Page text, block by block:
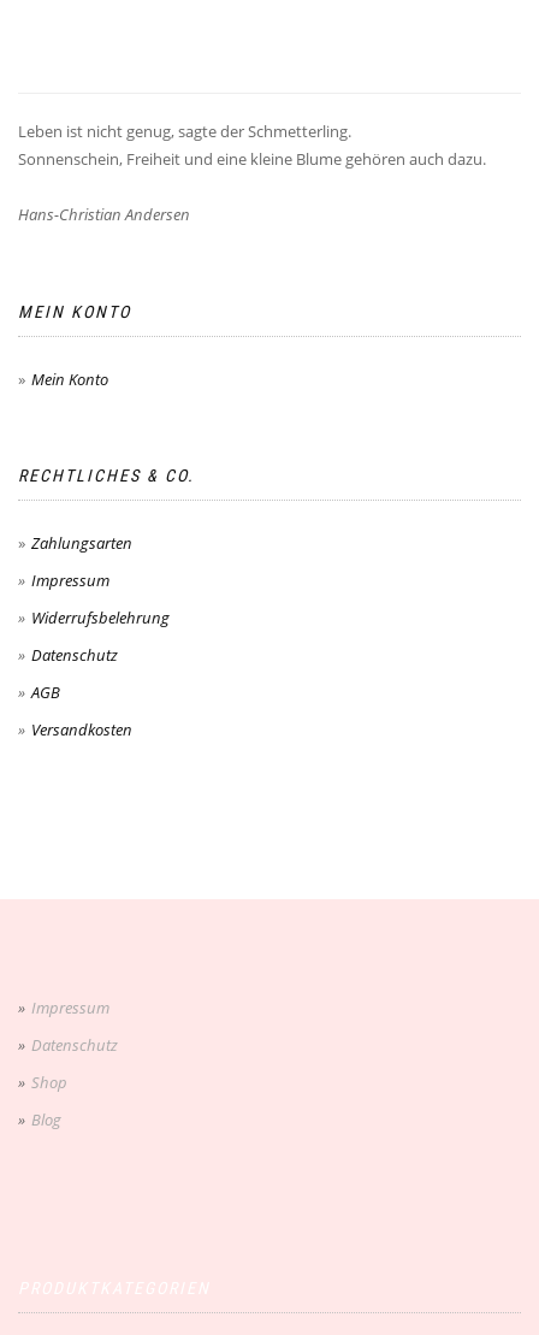
Leben ist nicht genug, sagte der Schmetterling.
Sonnenschein, Freiheit und eine kleine Blume gehören auch dazu.
Hans-Christian Andersen
MEIN KONTO
Mein Konto
RECHTLICHES & CO.
Zahlungsarten
Impressum
Widerrufsbelehrung
Datenschutz
AGB
Versandkosten
Impressum
Datenschutz
Shop
Blog